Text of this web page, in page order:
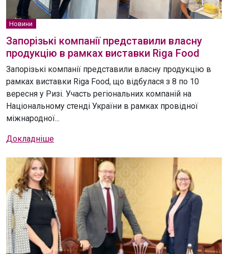
Новини
Запорізькі компанії представили власну
продукцію в рамках виставки Riga Food
Запорізькі компанії представили власну продукцію в
рамках виставки Riga Food, що відбулася з 8 по 10
вересня у Ризі. Участь регіональних компаній на
Національному стенді України в рамках провідної
міжнародної...
Докладніше